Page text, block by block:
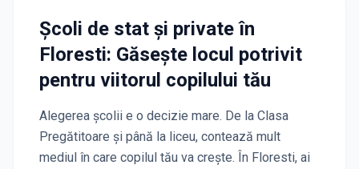
Școli de stat și privateîn
Floresti: Găsește locul potrivit
pentru viitorul copilului tău
Alegerea școlii e o decizie mare. De la Clasa
Pregătitoare și până la liceu, contează mult
mediul în care copilul tău va crește. În Floresti, ai